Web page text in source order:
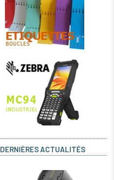
DERNIÈRES ACTUALITÉS